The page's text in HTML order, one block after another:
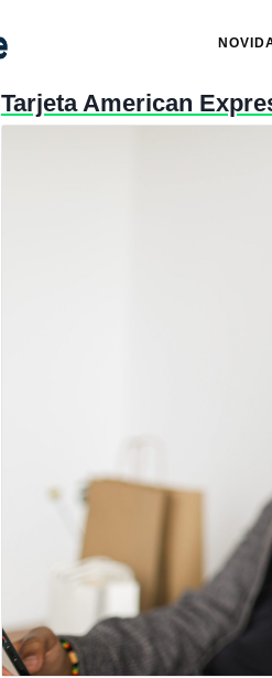
Tarjeta American